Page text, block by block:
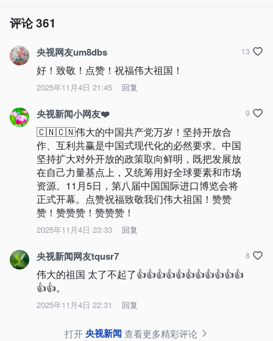
评论361
央视网友um8dbs
好！致敬！点赞！祝福伟大祖国！
2025年11月4日 21:45 回复
13
央视新闻小网友❤️
🇨🇳🇨🇳伟大的中国共产党万岁！坚持开放合
作、互利共赢是中国式现代化的必然要求。中国
坚持扩大对外开放的政策取向鲜明，既把发展放
在自己力量基点上，又统筹用好全球要素和市场
资源。11月5日，第八届中国国际进口博览会将
正式开幕。点赞祝福致敬我们伟大祖国！赞赞
赞！赞赞赞！赞赞赞！
2025年11月4日 23:33 回复
9
央视新闻网友tqusr7
伟大的祖国 太了不起了👍👍👍👍👍👍👍👍👍👍👍
👍👍。
2025年11月4日 22:31 回复
8
打开央视新闻查看更多精彩评论